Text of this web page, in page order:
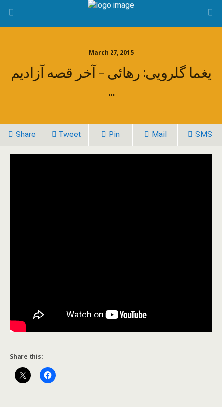
March 27, 2015
یغما گلرویی: رهائی – آخر قصه آزادیم
…
Share Tweet Pin Mail SMS
Share this: